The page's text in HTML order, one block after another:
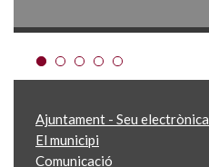
Ajuntament - Seu electrònica
El municipi
Comunicació